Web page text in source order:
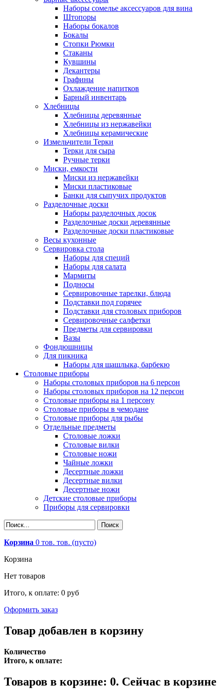
Наборы сомелье аксессуаров для вина
Штопоры
Наборы бокалов
Бокалы
Стопки Рюмки
Стаканы
Кувшины
Декантеры
Графины
Охлаждение напитков
Барный инвентарь
Хлебницы
Хлебницы деревянные
Хлебницы из нержавейки
Хлебницы керамические
Измельчители Терки
Терки для сыра
Ручные терки
Миски, емкости
Миски из нержавейки
Миски пластиковые
Банки для сыпучих продуктов
Разделочные доски
Наборы разделочных досок
Разделочные доски деревянные
Разделочные доски пластиковые
Весы кухонные
Сервировка стола
Наборы для специй
Наборы для салата
Мармиты
Подносы
Сервировочные тарелки, блюда
Подставки под горячее
Подставки для столовых приборов
Сервировочные салфетки
Предметы для сервировки
Вазы
Фондюшницы
Для пикника
Наборы для шашлыка, барбекю
Столовые приборы
Наборы столовых приборов на 6 персон
Наборы столовых приборов на 12 персон
Столовые приборы на 1 персону
Столовые приборы в чемодане
Столовые приборы для рыбы
Отдельные предметы
Столовые ложки
Столовые вилки
Столовые ножи
Чайные ложки
Десертные ложки
Десертные вилки
Десертные ножи
Детские столовые приборы
Приборы для сервировки
Корзина 0 тов. тов. (пусто)
Корзина
Нет товаров
Итого, к оплате: 0 руб
Оформить заказ
Товар добавлен в корзину
Количество
Итого, к оплате:
Товаров в корзине: 0. Сейчас в корзине